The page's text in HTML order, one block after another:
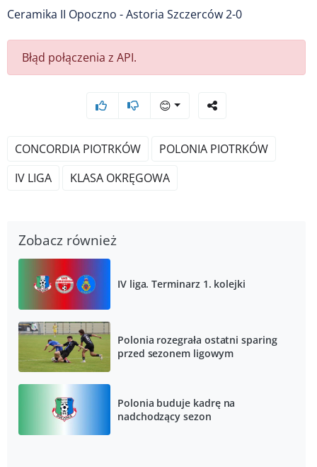
Ceramika II Opoczno - Astoria Szczerców 2-0
Błąd połączenia z API.
😊
CONCORDIA PIOTRKÓW
POLONIA PIOTRKÓW
IV LIGA
KLASA OKRĘGOWA
Zobacz również
IV liga. Terminarz 1. kolejki
Polonia rozegrała ostatni sparing
przed sezonem ligowym
Polonia buduje kadrę na
nadchodzący sezon